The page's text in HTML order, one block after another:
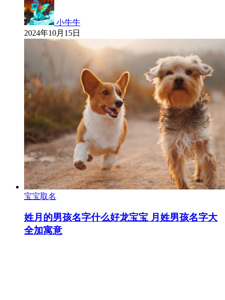
小牛牛
2024年10月15日
宝宝取名
姓月的男孩名字什么好龙宝宝 月姓男孩名字大
全加寓意